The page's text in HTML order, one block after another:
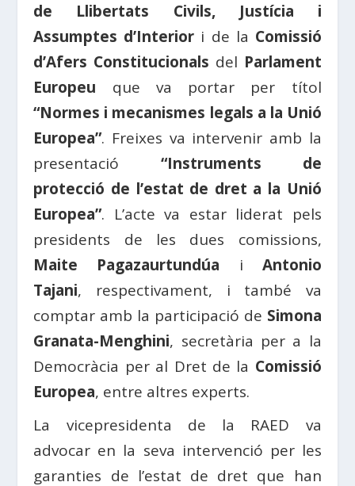
de Llibertats Civils, Justícia i
Assumptes d’Interior i de la Comissió
d’Afers Constitucionals del Parlament
Europeu que va portar per títol
“Normes i mecanismes legals a la Unió
Europea”. Freixes va intervenir amb la
presentació “Instruments de
protecció de l’estat de dret a la Unió
Europea”. L’acte va estar liderat pels
presidents de les dues comissions,
Maite Pagazaurtundúa i Antonio
Tajani, respectivament, i també va
comptar amb la participació de Simona
Granata-Menghini, secretària per a la
Democràcia per al Dret de la Comissió
Europea, entre altres experts.
La vicepresidenta de la RAED va
advocar en la seva intervenció per les
garanties de l’estat de dret que han